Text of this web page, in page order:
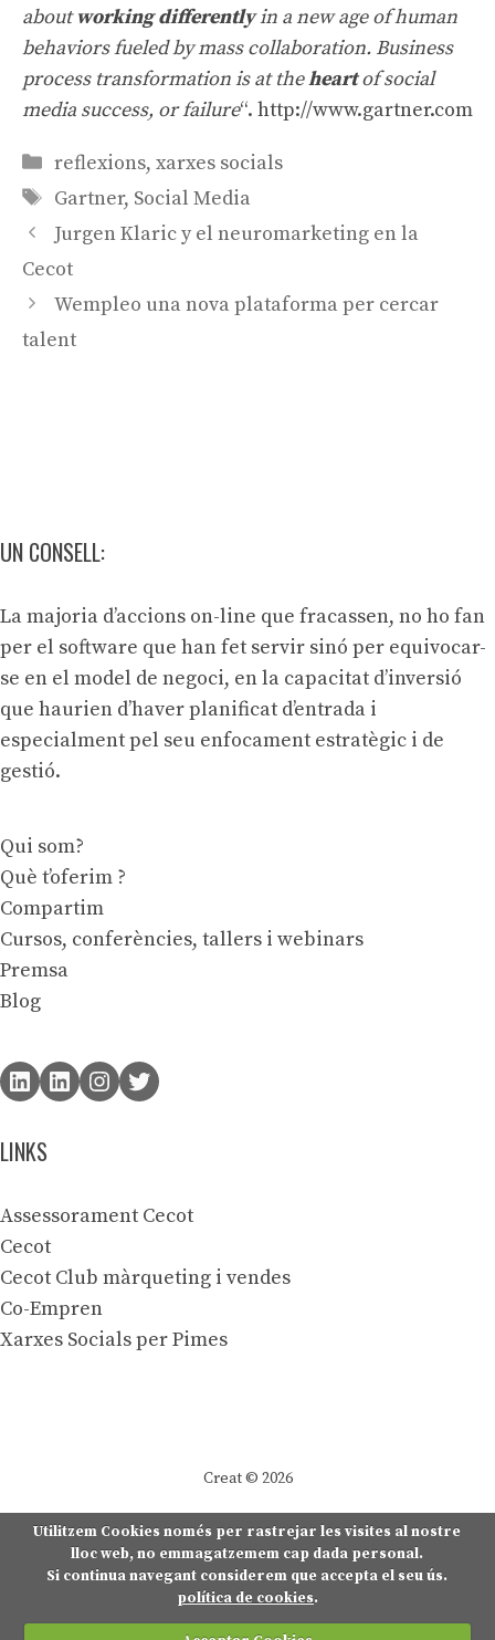
aboutworking differentlyin a new age of human
behaviors fueled by mass collaboration. Business
process transformation is at theheartof social
media success, or failure“. http://www.gartner.com
Categories
reflexions, xarxes socials
Etiquetes
Gartner, Social Media
Navegació
per
entrades
Jurgen Klaric y el neuromarketing en la
Cecot
Wempleo una nova plataforma per cercar
talent
UN CONSELL:
La majoria d’accions on-line que fracassen, no ho fan
per el software que han fet servir sinó per equivocar-
se en el model de negoci, en la capacitat d’inversió
que haurien d’haver planificat d’entrada i
especialment pel seu enfocament estratègic i de
gestió.
Qui som?
Què t’oferim ?
Compartim
Cursos, conferències, tallers i webinars
Premsa
Blog
LINKS
Assessorament Cecot
Cecot
Cecot Club màrqueting i vendes
Co-Empren
Xarxes Socials per Pimes
Creat © 2026
Utilitzem Cookies només per rastrejar les visites al nostre
lloc web, no emmagatzemem cap dada personal.
Si continua navegant considerem que accepta el seu ús.
política de cookies.